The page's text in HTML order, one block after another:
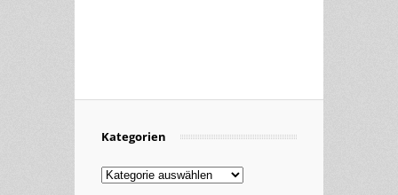
Kategorien
Kategorien